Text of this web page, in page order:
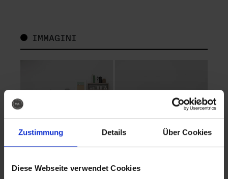
Zustimmung Details Über Cookies
Diese Webseite verwendet Cookies
IMMAGINI